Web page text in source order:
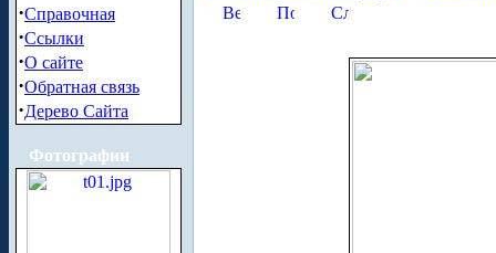
·Справочная
·Ссылки
·О сайте
·Обратная связь
·Дерево Сайта
Фотографии